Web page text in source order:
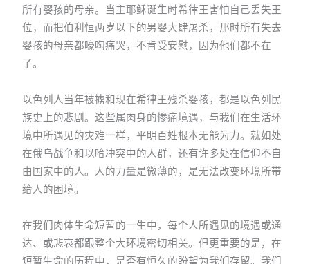
所有婴孩的母亲。当主耶稣诞生时希律王害怕自己丢失王
位，而把伯利恒两岁以下的男婴大肆屠杀，那时所有失去
婴孩的母亲都嚎啕痛哭，不肯受安慰，因为他们都不在
了。
以色列人当年被掳和现在希律王残杀婴孩，都是以色列民
族史上的悲剧。这些属肉身的惨痛境遇，与我们在生活环
境中所遇见的灾难一样，平明百姓根本无能为力。就如处
在俄乌战争和以哈冲突中的人群，还有许多处在信仰不自
由国家中的人。人的力量是微薄的，是无法改变环境所带
给人的困境。
在我们肉体生命短暂的一生中，每个人所遇见的境遇或通
达、或悲哀都跟整个大环境密切相关。但更重要的是，在
短暂生命的历程中，是否有恒久的盼望为我们存留。我们